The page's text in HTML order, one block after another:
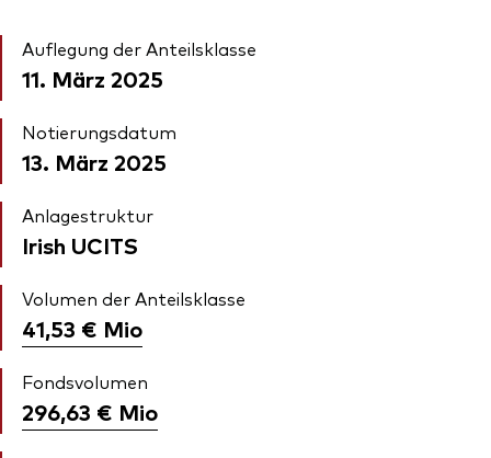
Auflegung der Anteilsklasse
11. März 2025
Notierungsdatum
13. März 2025
Anlagestruktur
Irish UCITS
Volumen der Anteilsklasse
41,53 € Mio
Fondsvolumen
296,63 € Mio